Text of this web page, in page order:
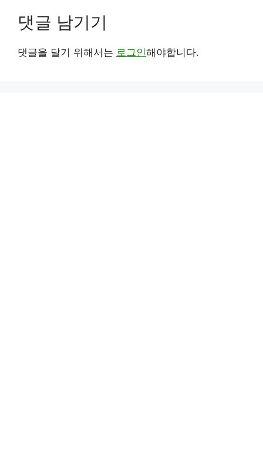
댓글 남기기
댓글을 달기 위해서는 로그인해야합니다.